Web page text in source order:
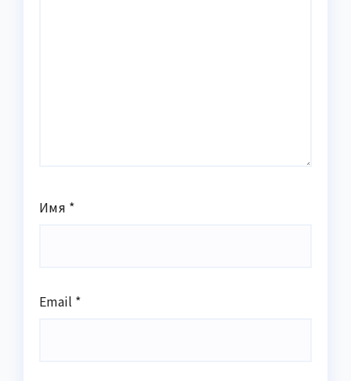
Имя *
Email *